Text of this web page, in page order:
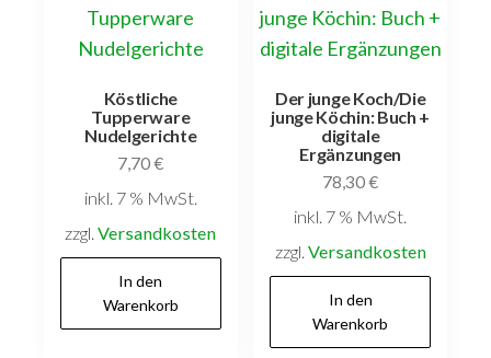
Köstliche
Tupperware
Nudelgerichte
7,70€
inkl. 7 % MwSt.
zzgl.Versandkosten
In den
Warenkorb
Der junge Koch/Die
junge Köchin: Buch +
digitale
Ergänzungen
78,30€
inkl. 7 % MwSt.
zzgl. Versandkosten
In den
Warenkorb